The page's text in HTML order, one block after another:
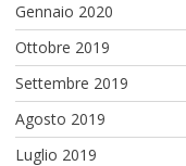
Gennaio 2020
Ottobre 2019
Settembre 2019
Agosto 2019
Luglio 2019